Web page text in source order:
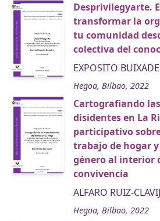
Desprivilegyarte.
transformar la
tu comunidad
colectiva del
EXPOSITO
Hegoa, Bilbao, 2022
Cartografiando
disidentes en La
participativo
trabajo de hogar
género al interior
convivencia
ALFARO RUIZ-
Hegoa, Bilbao, 2022